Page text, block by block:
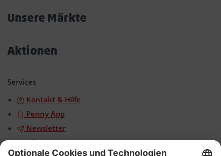
Unsere Märkte
Aktionen
Services
Kontakt & Hilfe
Penny App
Newsletter
WhatsApp